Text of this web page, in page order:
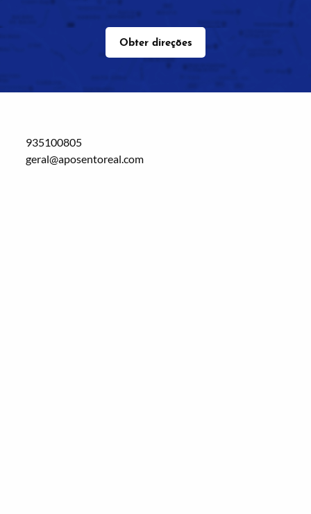
Obter direções
935100805
geral@aposentoreal.com